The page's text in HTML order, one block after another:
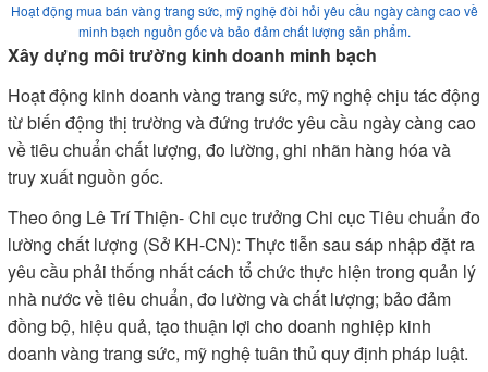
Hoạt động mua bán vàng trang sức, mỹ nghệ đòi hỏi yêu cầu ngày càng cao về
minh bạch nguồn gốc và bảo đảm chất lượng sản phẩm.
Xây dựng môi trường kinh doanh minh bạch
Hoạt động kinh doanh vàng trang sức, mỹ nghệ chịu tác động
từ biến động thị trường và đứng trước yêu cầu ngày càng cao
về tiêu chuẩn chất lượng, đo lường, ghi nhãn hàng hóa và
truy xuất nguồn gốc.
Theo ông Lê Trí Thiện- Chi cục trưởng Chi cục Tiêu chuẩn đo
lường chất lượng (Sở KH-CN): Thực tiễn sau sáp nhập đặt ra
yêu cầu phải thống nhất cách tổ chức thực hiện trong quản lý
nhà nước về tiêu chuẩn, đo lường và chất lượng; bảo đảm
đồng bộ, hiệu quả, tạo thuận lợi cho doanh nghiệp kinh
doanh vàng trang sức, mỹ nghệ tuân thủ quy định pháp luật.